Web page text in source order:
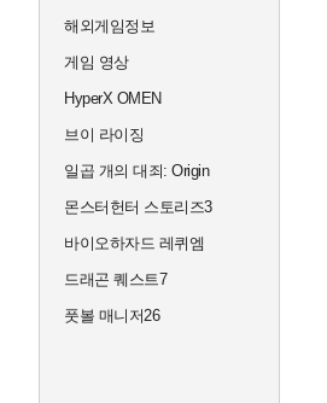
해외게임정보
게임 영상
HyperX OMEN
브이 라이징
일곱 개의 대죄: Origin
몬스터헌터 스토리즈3
바이오하자드 레퀴엠
드래곤 퀘스트7
풋볼 매니저26